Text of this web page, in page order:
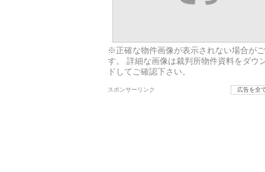
※正確な物件画像が表示されない場合が
す。 詳細な画像は裁判所物件資料をダウ
ドしてご確認下さい。
スポンサーリンク 広告を全